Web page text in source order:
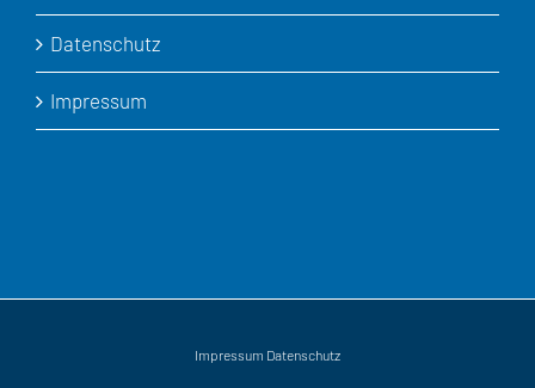
Datenschutz
Impressum
Impressum Datenschutz